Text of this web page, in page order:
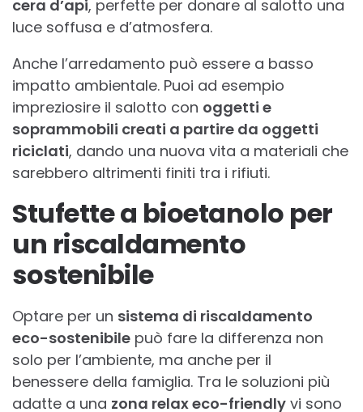
cera d’api, perfette per donare al salotto una
luce soffusa e d’atmosfera.
Anche l’arredamento può essere a basso
impatto ambientale. Puoi ad esempio
impreziosire il salotto con oggetti e
soprammobili creati a partire da oggetti
riciclati, dando una nuova vita a materiali che
sarebbero altrimenti finiti tra i rifiuti.
Stufette a bioetanolo per
un riscaldamento
sostenibile
Optare per un sistema di riscaldamento
eco-sostenibile può fare la differenza non
solo per l’ambiente, ma anche per il
benessere della famiglia. Tra le soluzioni più
adatte a una zona relax eco-friendly vi sono